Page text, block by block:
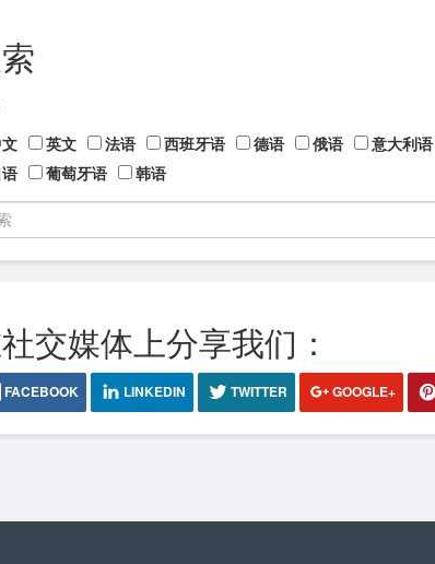
英文 法语 西班牙语 德语 俄语
意大利语
语
葡萄牙语 韩语
交媒体上分享我们：
FACEBOOK LINKEDIN TWITTER GOOGLE+